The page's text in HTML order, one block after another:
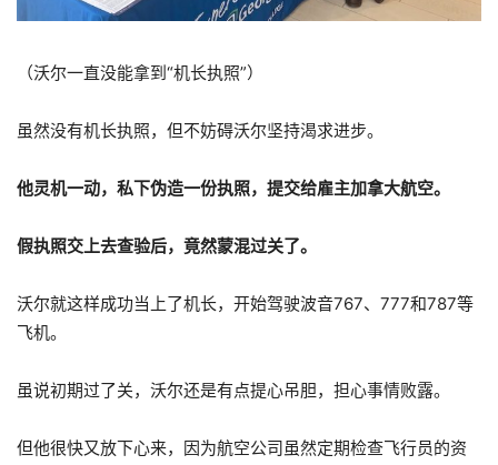
（沃尔一直没能拿到“机长执照”）
虽然没有机长执照，但不妨碍沃尔坚持渴求进步。
他灵机一动，私下伪造一份执照，提交给雇主加拿大航空。
假执照交上去查验后，竟然蒙混过关了。
沃尔就这样成功当上了机长，开始驾驶波音767、777和787等
飞机。
虽说初期过了关，沃尔还是有点提心吊胆，担心事情败露。
但他很快又放下心来，因为航空公司虽然定期检查飞行员的资